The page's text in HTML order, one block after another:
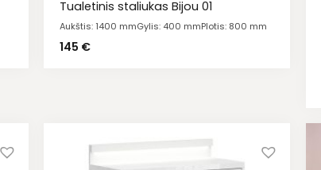
Tualetinis staliukas Bijou 01
Aukštis: 1400 mmGylis: 400 mmPlotis: 800 mm
145 €